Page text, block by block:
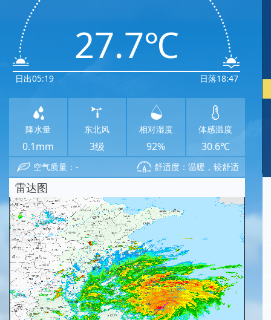
日出05:19
27.7℃
日落18:47
降水量
0.1mm
东北风
3级
相对湿度
92%
体感温度
30.6℃
空气质量：- 舒适度：温暖，较舒适
雷达图